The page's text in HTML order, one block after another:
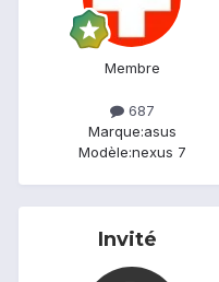
Membre
687
Marque:asus
Modèle:nexus 7
Invité